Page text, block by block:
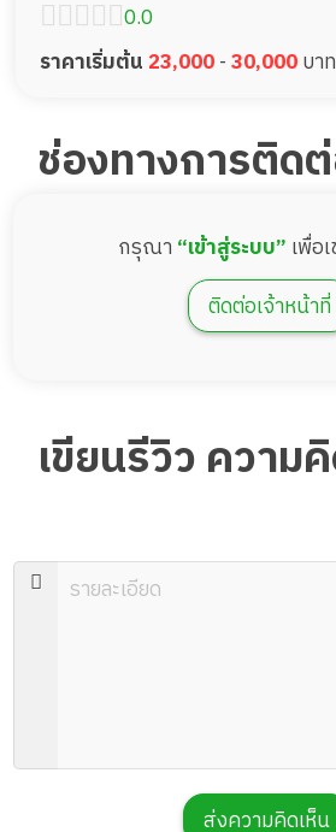
0.0
ราคาเริ่มต้น 23,000-30,000บาท
ช่องทางการติด
กรุณา “เข้าสู่ระบบ” เพื่อ
ติดต่อเจ้าหน้าที่
เขียนรีวิว ความ
ส่งความคิดเห็น